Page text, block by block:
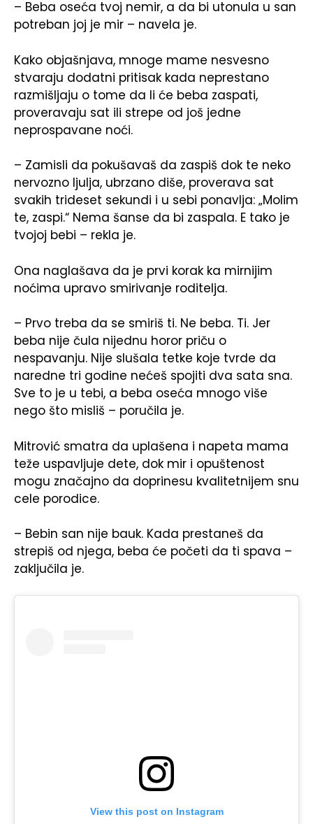
– Beba oseća tvoj nemir, a da bi utonula u san
potreban joj je mir – navela je.
Kako objašnjava, mnoge mame nesvesno
stvaraju dodatni pritisak kada neprestano
razmišljaju o tome da li će beba zaspati,
proveravaju sat ili strepe od još jedne
neprospavane noći.
– Zamisli da pokušavaš da zaspiš dok te neko
nervozno ljulja, ubrzano diše, proverava sat
svakih trideset sekundi i u sebi ponavlja: „Molim
te, zaspi.“ Nema šanse da bi zaspala. E tako je
tvojoj bebi – rekla je.
Ona naglašava da je prvi korak ka mirnijim
noćima upravo smirivanje roditelja.
– Prvo treba da se smiriš ti. Ne beba. Ti. Jer
beba nije čula nijednu horor priču o
nespavanju. Nije slušala tetke koje tvrde da
naredne tri godine nećeš spojiti dva sata sna.
Sve to je u tebi, a beba oseća mnogo više
nego što misliš – poručila je.
Mitrović smatra da uplašena i napeta mama
teže uspavljuje dete, dok mir i opuštenost
mogu značajno da doprinesu kvalitetnijem snu
cele porodice.
– Bebin san nije bauk. Kada prestaneš da
strepiš od njega, beba će početi da ti spava –
zaključila je.
View this post on Instagram